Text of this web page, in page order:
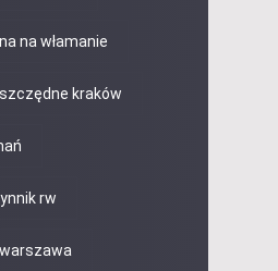
na włamanie
kraków
rw